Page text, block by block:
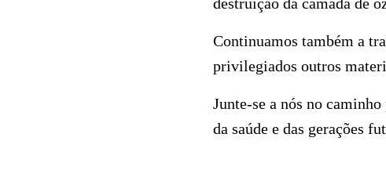
Continuamos também a
privilegiados outros
Junte-se a nós no
da saúde e das gerações